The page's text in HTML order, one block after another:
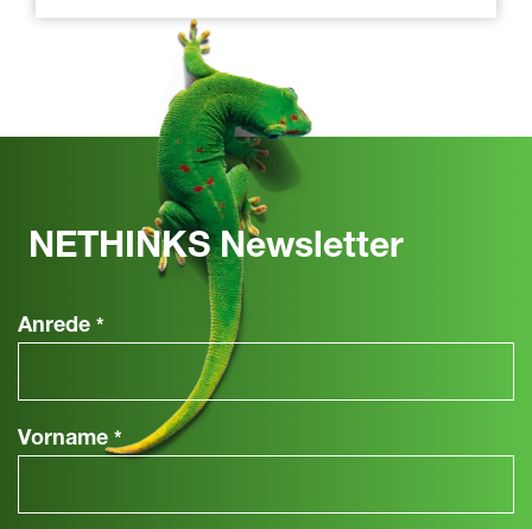
NETHINKS Newsletter
Anrede *
Vorname *